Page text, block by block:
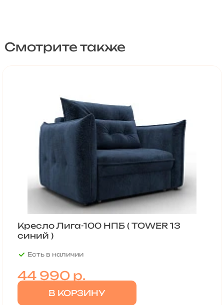
Смотрите также
Кресло Лига-100 НПБ ( TOWER 13
синий )
Есть в наличии
44 990р.
В КОРЗИНУ